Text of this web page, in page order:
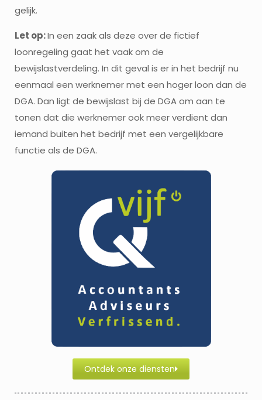
gelijk.
Let op:In een zaak als deze over de fictief
loonregeling gaat het vaak om de
bewijslastverdeling. In dit geval is er in het bedrijf nu
eenmaal een werknemer met een hoger loon dan de
DGA. Dan ligt de bewijslast bij de DGA om aan te
tonen dat die werknemer ook meer verdient dan
iemand buiten het bedrijf met een vergelijkbare
functie als de DGA.
Ontdek onze diensten